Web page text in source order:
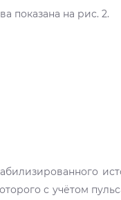
показана на рис. 2.
с учётом